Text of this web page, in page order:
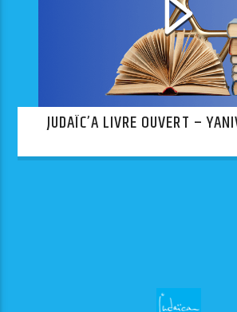
JUDAÏC’A LIVRE OUVERT –